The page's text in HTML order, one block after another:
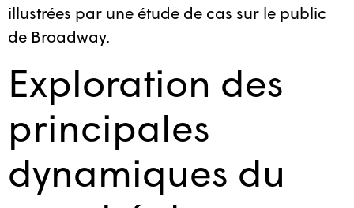
illustrées par une étude de cas sur le public
de Broadway.
Exploration des
principales
dynamiques du